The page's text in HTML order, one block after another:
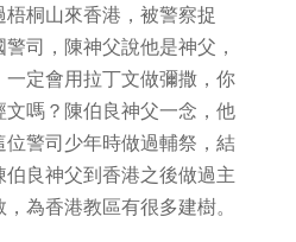
桐山來香港，被警察捉
司，陳神父說他是神父，
定會用拉丁文做彌撒，你
嗎？陳伯良神父一念，他
警司少年時做過輔祭，結
良神父到香港之後做過主
為香港教區有很多建樹。